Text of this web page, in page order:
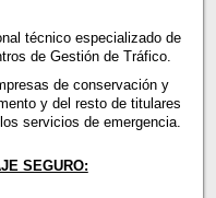
técnico especializado de
de Gestión de Tráfico.
de conservación y
y del resto de titulares
servicios de emergencia.
SEGURO: